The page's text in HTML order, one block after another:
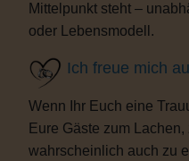
Mittelpunkt steht –
oder Lebensmodell.
Ich freue mich
Wenn Ihr Euch eine
Eure Gäste zum
wahrscheinlich auch zu